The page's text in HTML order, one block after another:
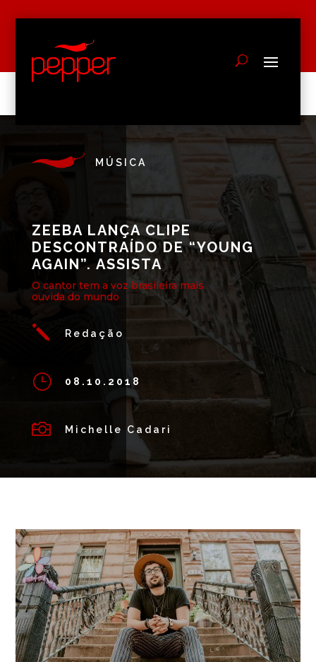
MÚSICA
ZEEBA LANÇA CLIPE
DESCONTRAÍDO DE “YOUNG
AGAIN”. ASSISTA
O cantor tem a voz brasileira mais
ouvida do mundo
j Redação
} 08.10.2018
 Michelle Cadari